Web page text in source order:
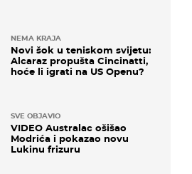
NEMA KRAJA
Novi šok u teniskom svijetu:
Alcaraz propušta Cincinatti,
hoće li igrati na US Openu?
SVE OBJAVIO
VIDEO Australac ošišao
Modrića i pokazao novu
Lukinu frizuru